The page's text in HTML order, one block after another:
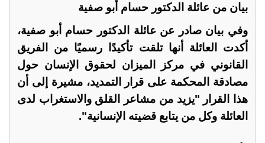
بيان من عائلة الدكتور حسام أبو صفية
وفي بيان صادر عن عائلة الدكتور حسام أبو صفية،
أكدت العائلة أنها تلقت تأكيدًا رسميًا من الفريق
القانوني في مركز الميزان لحقوق الإنسان حول
مصادقة المحكمة على قرار التمديد، مشيرة إلى أن
هذا القرار "يزيد من مشاعر القلق والاستغراب لدى
العائلة وكل من يتابع قضيته الإنسانية".